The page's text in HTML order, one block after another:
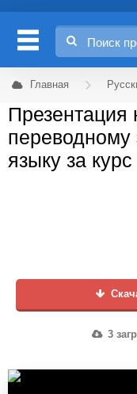
Главная
Презентация
переводному
языку за
3